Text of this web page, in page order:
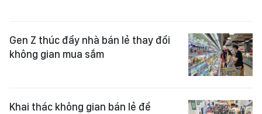
Gen Z thúc đẩy nhà bán lẻ thay đổi
không gian mua sắm
Khai thác không gian bán lẻ để